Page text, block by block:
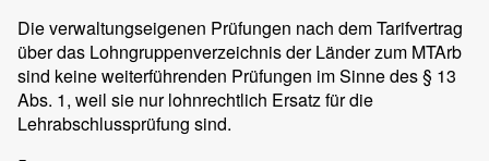
Die verwaltungseigenen Prüfungen nach dem Tarifvertrag
über das Lohngruppenverzeichnis der Länder zum MTArb
sind keine weiterführenden Prüfungen im Sinne des § 13
Abs. 1, weil sie nur lohnrechtlich Ersatz für die
Lehrabschlussprüfung sind.